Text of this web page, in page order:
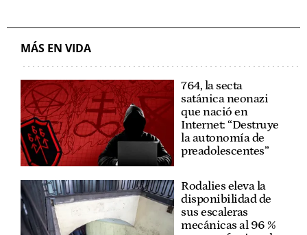
MÁS EN VIDA
764, la secta
satánica neonazi
que nació en
Internet: “Destruye
la autonomía de
preadolescentes”
Rodalies eleva la
disponibilidad de
sus escaleras
mecánicas al 96 %